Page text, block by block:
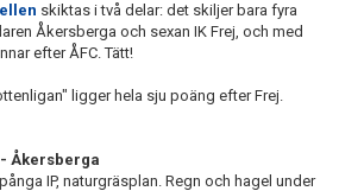
skiktas i två delar: det skiljer bara fyra
Åkersberga och sexan IK Frej, och med
efter ÅFC. Tätt!
ligger hela sju poäng efter Frej.
Åkersberga
IP, naturgräsplan. Regn och hagel under